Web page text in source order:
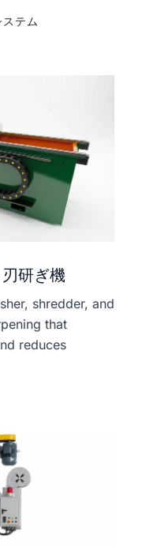
テム
研ぎ機
shredder, and
that
reduces